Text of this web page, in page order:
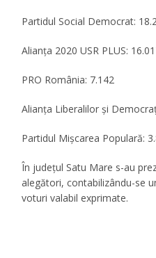
Partidul Social Democrat:
Alianța 2020 USR PLUS:
PRO România: 7.142
Alianța Liberalilor și
Partidul Mișcarea Populară:
În județul Satu Mare s-au
alegători, contabilizându-se
voturi valabil exprimate.